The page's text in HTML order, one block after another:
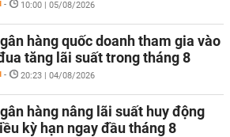
- 10:00 | 05/08/2026
hàng quốc doanh tham gia vào
tăng lãi suất trong tháng 8
- 20:23 | 04/08/2026
hàng nâng lãi suất huy động
kỳ hạn ngay đầu tháng 8